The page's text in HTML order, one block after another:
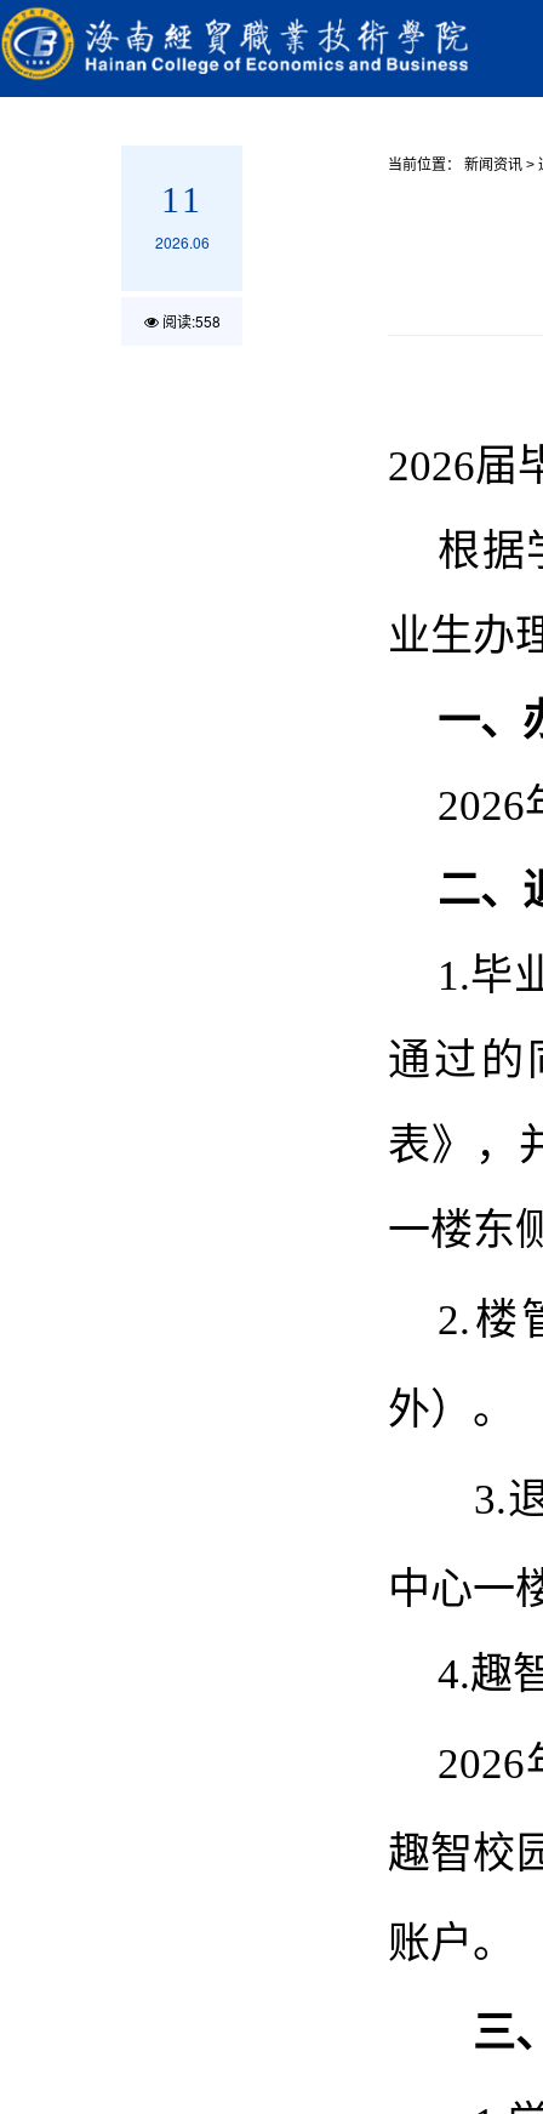
11
2026.06
阅读:558
当前位置： 新闻资讯 >
2026届
根据
业生办
一、
2026
二、
1.毕
通过的
表》，
一楼东
2.楼
外） 。
3.
中心一
4.趣
2026
趣智校
账户。
三